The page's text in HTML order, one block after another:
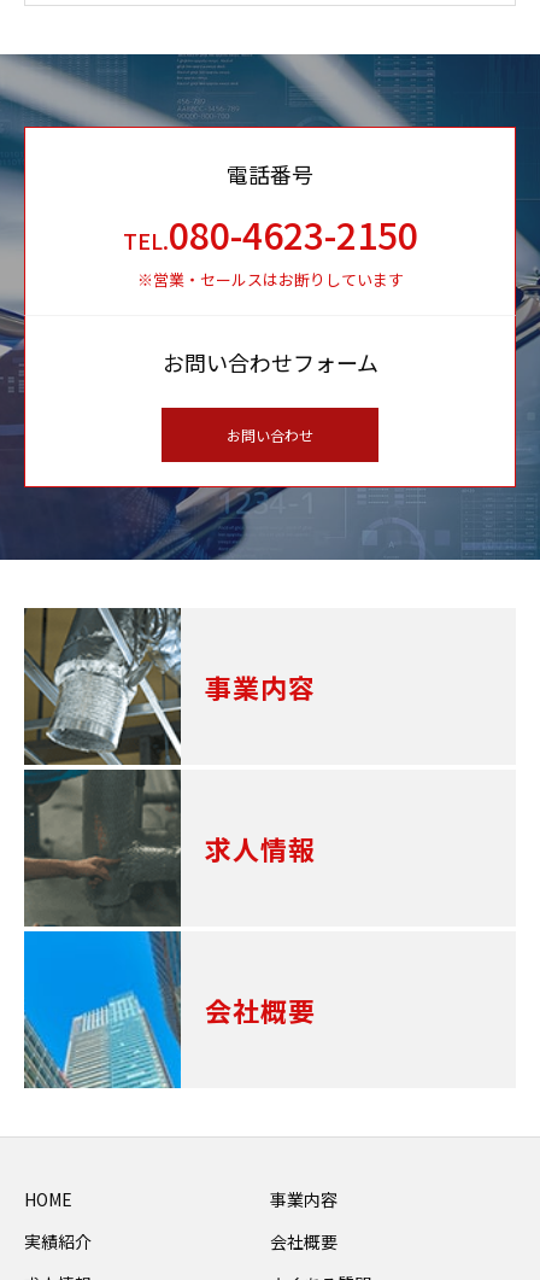
電話番号
TEL.080-4623-2150
※営業・セールスはお断りしています
お問い合わせフォーム
お問い合わせ
事業内容
求人情報
会社概要
HOME
事業内容
実績紹介
会社概要